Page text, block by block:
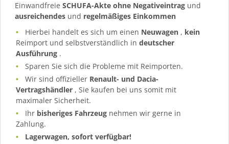
Einwandfreie SCHUFA-Akte ohne Negativeintrag und
ausreichendes und regelmäßiges Einkommen
Hierbei handelt es sich um einen Neuwagen , kein
Reimport und selbstverständlich in deutscher
Ausführung .
Sparen Sie sich die Probleme mit Reimporten.
Wir sind offizieller Renault- und Dacia-
Vertragshändler , Sie kaufen bei uns somit mit
maximaler Sicherheit.
Ihr bisheriges Fahrzeug nehmen wir gerne in
Zahlung.
Lagerwagen, sofort verfügbar!